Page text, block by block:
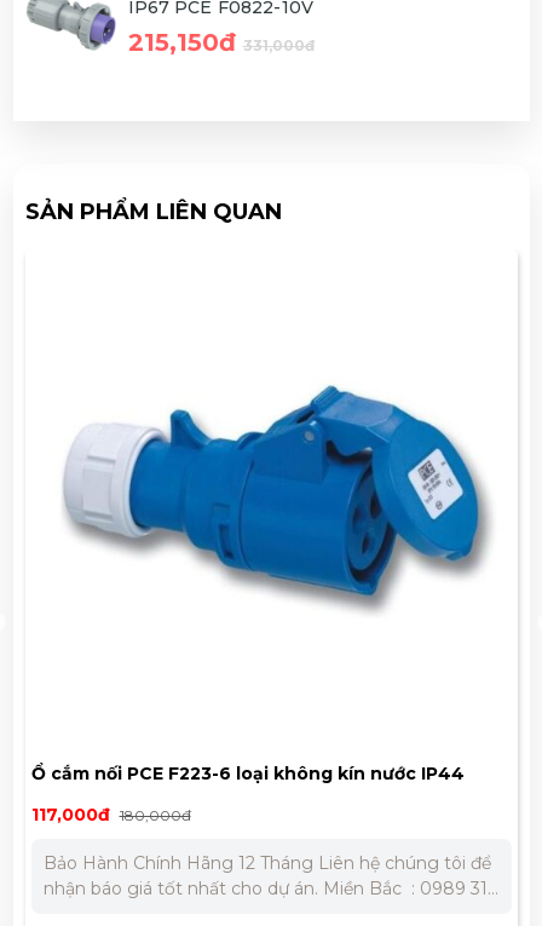
IP67 PCE F0822-10V
215,150đ 331,000đ
SẢN PHẨM LIÊN QUAN
Ổ cắm nối PCE F223-6 loại không kín nước IP44
117,000đ 180,000đ
Bảo Hành Chính Hãng 12 Tháng Liên hệ chúng tôi để
nhận báo giá tốt nhất cho dự án. Miền Bắc : 0989 310